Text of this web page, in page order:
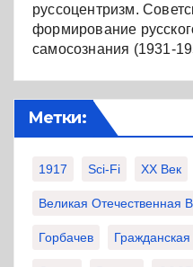
руссоцентризм.
формирование
самосознания (1931-
Метки:
1917 Sci-Fi XX Век
Великая Отечественная
Горбачев